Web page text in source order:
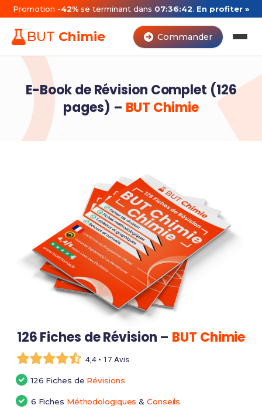
Promotion -42% se terminant dans07:36:41. En profiter »
BUT Chimie Commander
E-Book de Révision Complet (126
pages) – BUT Chimie
126 Fiches de Révision – BUT Chimie
4,4 • 17 Avis
126 Fiches de Révisions
6 Fiches Méthodologiques &Conseils